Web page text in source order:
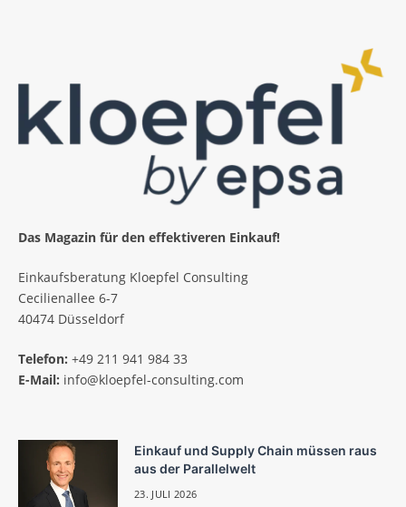
Das Magazin für den effektiveren Einkauf!
Einkaufsberatung Kloepfel Consulting
Cecilienallee 6-7
40474 Düsseldorf
Telefon: +49 211 941 984 33
E-Mail: info@kloepfel-consulting.com
Einkauf und Supply Chain müssen raus
aus der Parallelwelt
23. JULI 2026